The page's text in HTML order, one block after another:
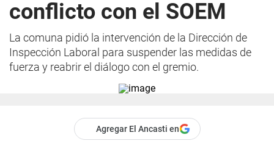
conflicto con el SOEM
La comuna pidió la intervención de la Dirección de
Inspección Laboral para suspender las medidas de
fuerza y reabrir el diálogo con el gremio.
Agregar El Ancasti en